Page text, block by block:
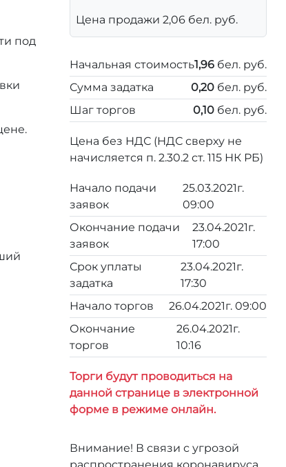
под
Цена продажи 2,06 бел. руб.
Начальная стоимость1,96 бел. руб.
Сумма задатка
0,20 бел. руб.
Шаг торгов
0,10 бел. руб.
Цена без НДС (НДС сверху не
начисляется п. 2.30.2 ст. 115 НК РБ)
Начало подачи
заявок
25.03.2021г.
09:00
Окончание подачи
заявок
23.04.2021г.
17:00
Срок уплаты
задатка
23.04.2021г.
17:30
Начало торгов
26.04.2021г. 09:00
Окончание
торгов
26.04.2021г.
10:16
Торги будут проводиться на
данной странице в электронной
форме в режиме онлайн.
Внимание! В связи с угрозой